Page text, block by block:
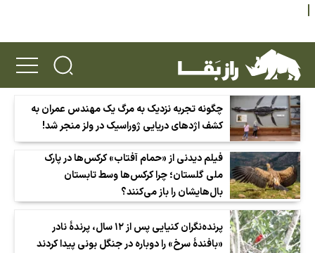
چگونه تجربه نزدیک به مرگ یک مهندس عمران به
کشف اژد‌های دریایی ژوراسیک در ولز منجر شد!
فیلم دیدنی از «حمام آفتاب» کرکس‌ها در پارک
ملی گلستان؛ چرا کرکس‌ها وسط تابستان
بال‌هایشان را باز می‌کنند؟
پرنده‌نگران کنیایی پس از ۱۲ سال، پرندهٔ نادر
«بافندهٔ سرخ» را دوباره در جنگل بونی پیدا کردند